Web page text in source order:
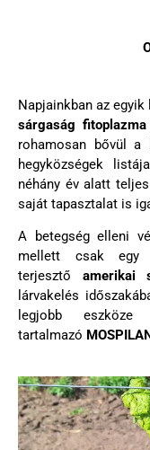
Napjainkban az
sárgaság
rohamosan bővül a
hegyközségek
néhány év alatt
saját tapasztalat is
A betegség elleni
mellett csak egy
terjesztő amerikai
lárvakelés
legjobb
tartalmazó